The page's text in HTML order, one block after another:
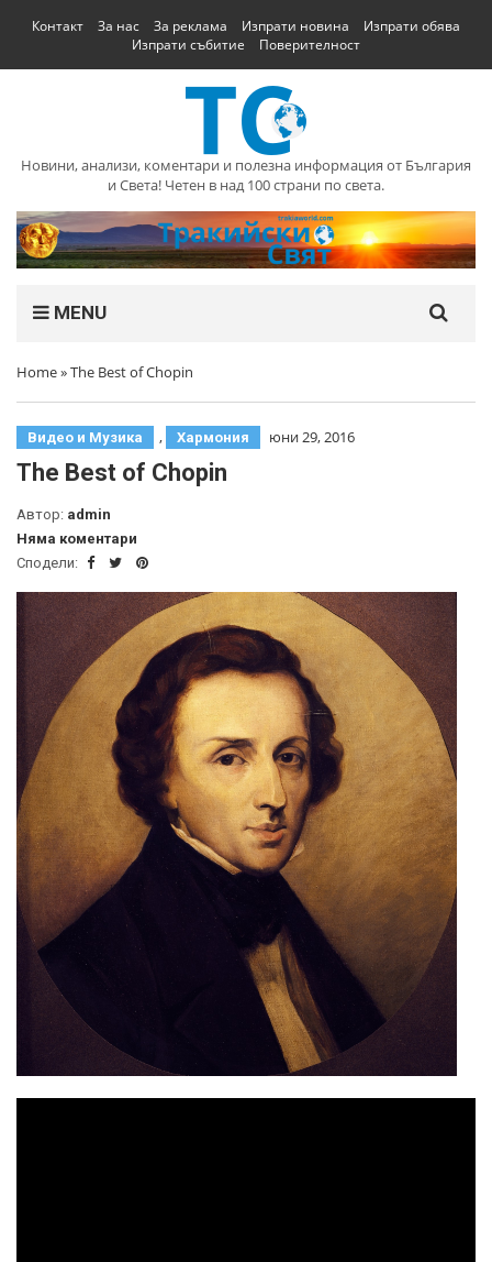
Контакт За нас За реклама Изпрати новина
Изпрати обява
Изпрати събитие
Поверителност
Новини, анализи, коментари и полезна информация от България
и Света! Четен в над 100 страни по света.
MENU
Home»The Best of Chopin
Видео и Музика , Хармония юни 29, 2016
The Best of Chopin
Автор: admin
Няма коментари
Сподели: